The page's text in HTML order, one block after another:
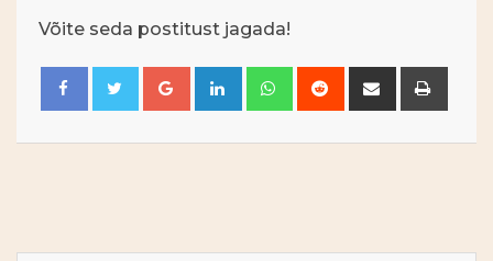
Võite seda postitust jagada!
Google+LinkedInWhatsapp
Reddit
Jaga